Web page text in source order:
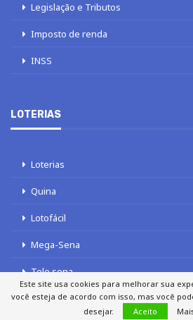
Legislação e Tributos
Imposto de renda
INSS
LOTERIAS
Loterias
Quina
Lotofácil
Mega-Sena
Tele sena
Este site usa cookies para melhorar sua
você esteja de acordo com isso, mas você
desejar.
Aceito